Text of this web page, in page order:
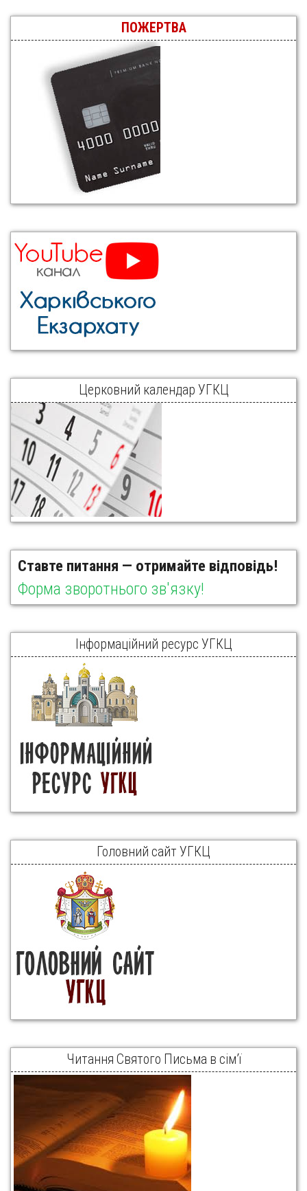
ПОЖЕРТВА
Церковний календар УГКЦ
Ставте питання — отримайте відповідь!
Форма зворотнього зв'язку!
Інформаційний ресурс УГКЦ
Головний сайт УГКЦ
Читання Святого Письма в сім’ї